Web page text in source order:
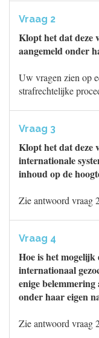
Vraag 2
Klopt het dat deze
aangemeld onder
Uw vragen zien op
strafrechtelijke
Vraag 3
Klopt het dat deze
internationale
inhoud op de
Zie antwoord vraag
Vraag 4
Hoe is het
internationaal
enige
onder haar eigen
Zie antwoord vraag